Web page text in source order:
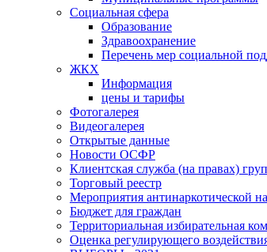
Социальная сфера
Образование
Здравоохранение
Перечень мер социальной
ЖКХ
Информация
цены и тарифы
Фотогалерея
Видеогалерея
Открытые данные
Новости ОСФР
Клиентская служба (на правах)
Торговый реестр
Мероприятия антинаркотической
Бюджет для граждан
Территориальная избирательная
Оценка регулирующего